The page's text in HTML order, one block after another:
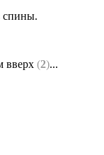
спины.
вверх (2)...